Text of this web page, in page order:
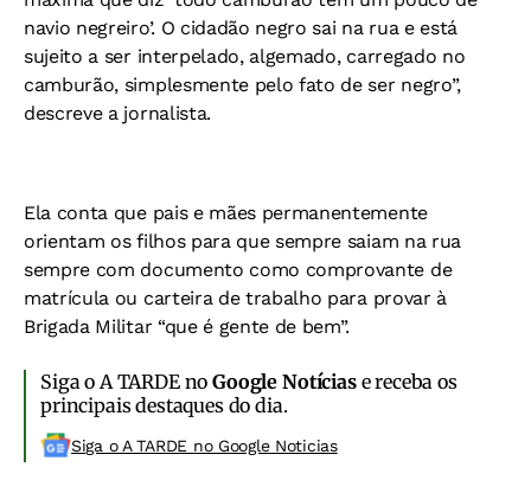
navio negreiro’. O cidadão negro sai na rua e está
sujeito a ser interpelado, algemado, carregado no
camburão, simplesmente pelo fato de ser negro”,
descreve a jornalista.
Ela conta que pais e mães permanentemente
orientam os filhos para que sempre saiam na rua
sempre com documento como comprovante de
matrícula ou carteira de trabalho para provar à
Brigada Militar “que é gente de bem”.
Siga o A TARDE noGoogle Notíciase receba os
principais destaques do dia.
Siga o A TARDE no Google Noticias